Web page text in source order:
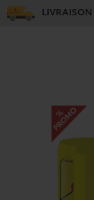
LIVRAISON